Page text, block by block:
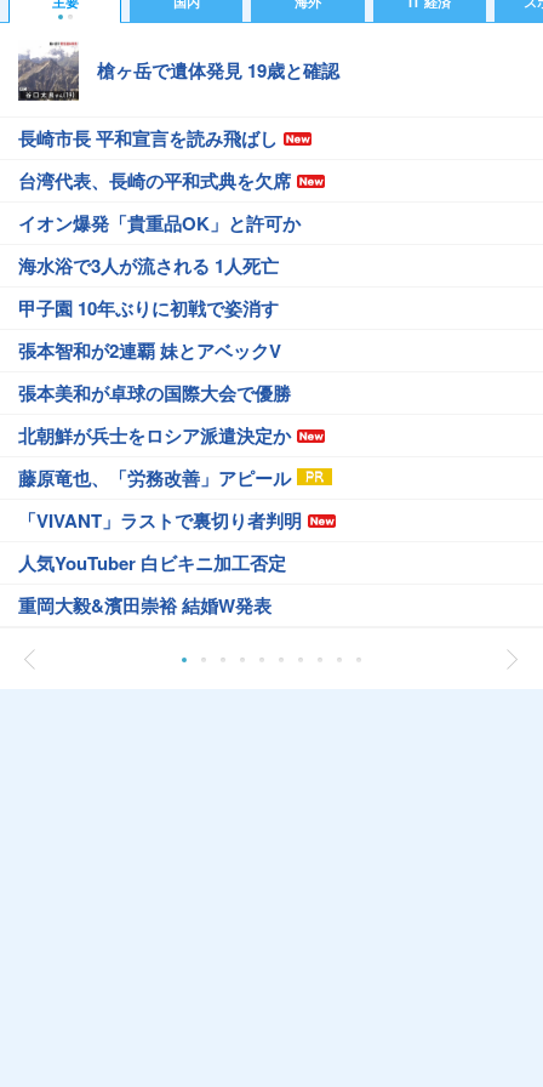
槍ヶ岳で遺体発見 19歳と確認
長崎市長 平和宣言を読み飛ばし
台湾代表、長崎の平和式典を欠席
イオン爆発「貴重品OK」と許可か
海水浴で3人が流される 1人死亡
甲子園 10年ぶりに初戦で姿消す
張本智和が2連覇 妹とアベックV
張本美和が卓球の国際大会で優勝
北朝鮮が兵士をロシア派遣決定か
藤原竜也、「労務改善」アピール
「VIVANT」ラストで裏切り者判明
人気YouTuber 白ビキニ加工否定
重岡大毅&濱田崇裕 結婚W発表